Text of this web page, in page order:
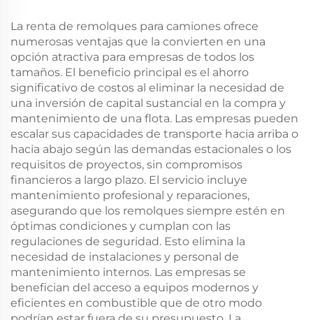
Para la Venta
La renta de remolques para camiones ofrece
numerosas ventajas que la convierten en una
opción atractiva para empresas de todos los
tamaños. El beneficio principal es el ahorro
significativo de costos al eliminar la necesidad de
una inversión de capital sustancial en la compra y
mantenimiento de una flota. Las empresas pueden
escalar sus capacidades de transporte hacia arriba o
hacia abajo según las demandas estacionales o los
requisitos de proyectos, sin compromisos
financieros a largo plazo. El servicio incluye
mantenimiento profesional y reparaciones,
asegurando que los remolques siempre estén en
óptimas condiciones y cumplan con las
regulaciones de seguridad. Esto elimina la
necesidad de instalaciones y personal de
mantenimiento internos. Las empresas se
benefician del acceso a equipos modernos y
eficientes en combustible que de otro modo